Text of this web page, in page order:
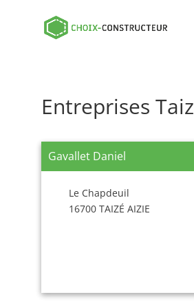
Entreprises
Gavallet Daniel
Le Chapdeuil
16700 TAIZÉ AIZIE